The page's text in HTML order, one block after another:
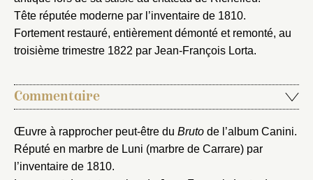
Tête réputée moderne par l’inventaire de 1810.
Fortement restauré, entièrement démonté et remonté, au
troisième trimestre 1822 par Jean-François Lorta.
Commentaire
Œuvre à rapprocher peut-être du Bruto de l’album Canini.
Réputé en marbre de Luni (marbre de Carrare) par
l’inventaire de 1810.
Valider
Nouveau dossier
Mot de passe
Envoyer
Vous n'êtes pas encore inscrit ?Créer un compte
Vous avez oublié votre mot de passe ?